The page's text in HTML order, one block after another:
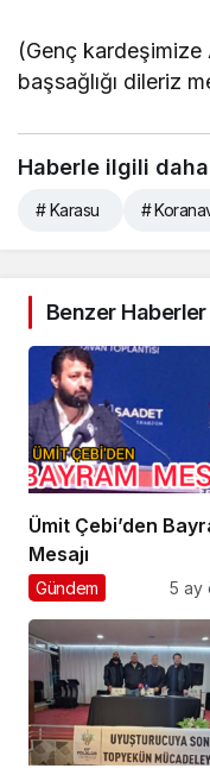
(Genç kardeşimize
başsağlığı dileriz
Haberle ilgili daha
# Karasu #
Benzer Haberler
Ümit Çebi’den
Mesajı
Gündem 5 ay